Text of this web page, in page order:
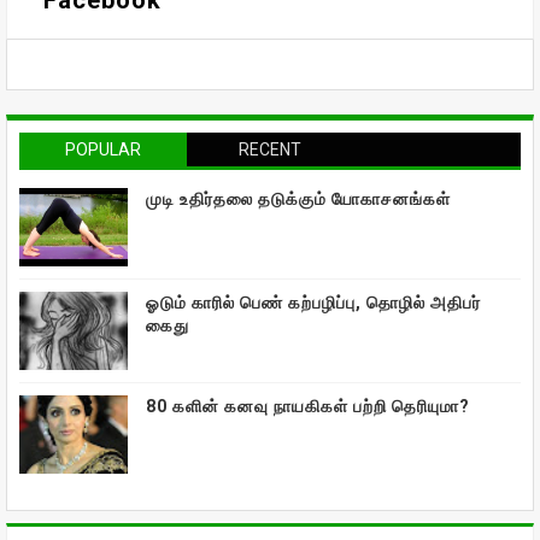
POPULAR RECENT
முடி உதிர்தலை தடுக்கும் யோகாசனங்கள்
ஓடும் காரில் பெண் கற்பழிப்பு, தொழில் அதிபர்
கைது
80 களின் கனவு நாயகிகள் பற்றி தெரியுமா?